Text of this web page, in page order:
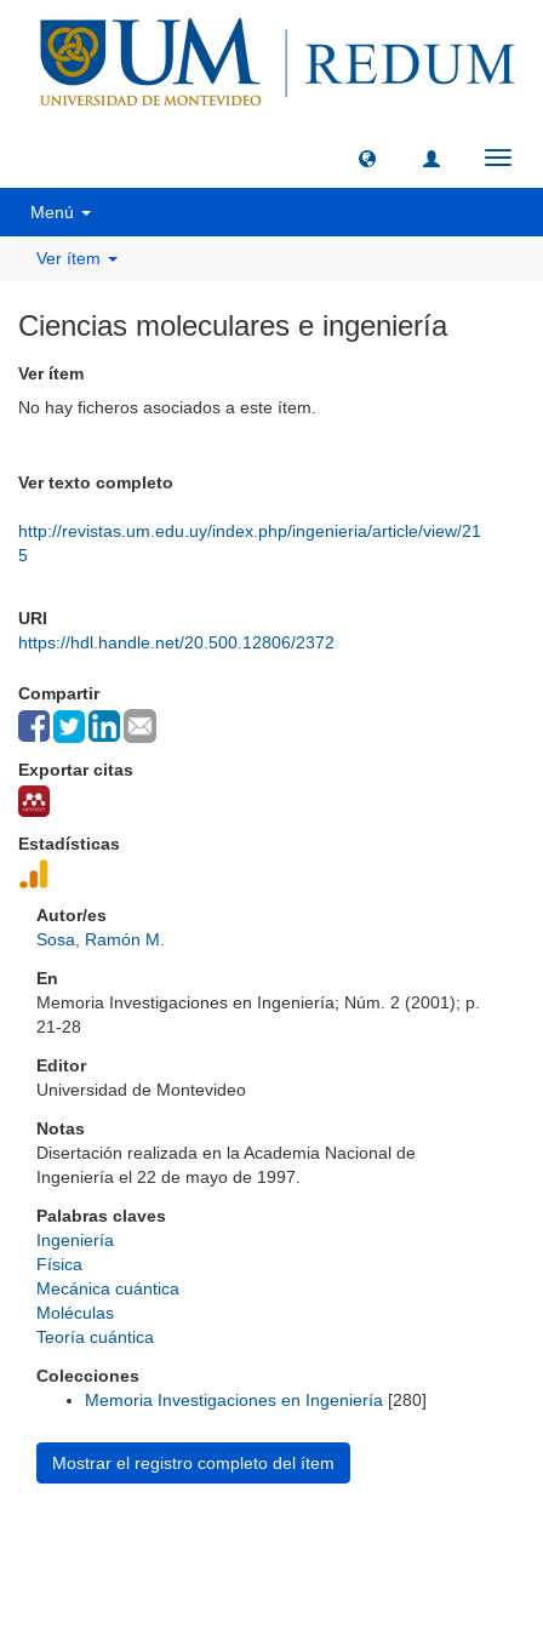
Menú
Ver ítem
Ciencias moleculares e ingeniería
Ver ítem
No hay ficheros asociados a este ítem.
Ver texto completo
http://revistas.um.edu.uy/index.php/ingenieria/article/view/21
5
URI
https://hdl.handle.net/20.500.12806/2372
Compartir
Exportar citas
Estadísticas
Autor/es
Sosa, Ramón M.
En
Memoria Investigaciones en Ingeniería; Núm. 2 (2001); p.
21-28
Editor
Universidad de Montevideo
Notas
Disertación realizada en la Academia Nacional de
Ingeniería el 22 de mayo de 1997.
Palabras claves
Ingeniería
Física
Mecánica cuántica
Moléculas
Teoría cuántica
Colecciones
Memoria Investigaciones en Ingeniería [280]
Mostrar el registro completo del ítem